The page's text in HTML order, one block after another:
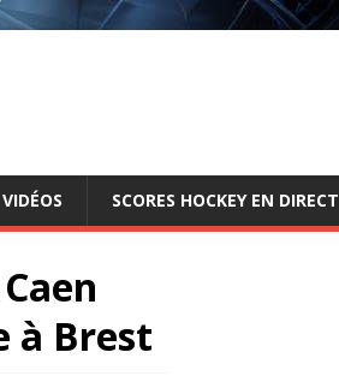
VIDÉOS SCORES HOCKEY EN DIRECT
à Brest